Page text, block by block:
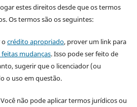
estes direitos desde que os termos
Os termos são os seguintes:
ocrédito apropriado, prover um link para
mudanças. Isso pode ser feito de
sugerir que o licenciador (ou
o uso em questão.
não pode aplicar termos jurídicos ou